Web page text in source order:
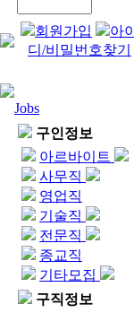
회원가입
아이
디/비밀번호찾기
Jobs
구인정보
아르바이트
사무직
영업직
기술직
전문직
종교직
기타모집
구직정보